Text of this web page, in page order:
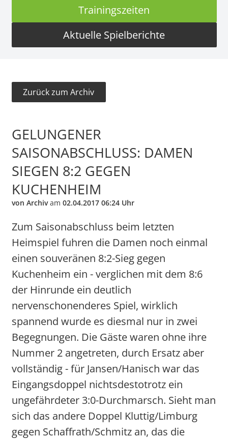
Trainingszeiten
Aktuelle Spielberichte
Zurück zum Archiv
GELUNGENER
SAISONABSCHLUSS: DAMEN
SIEGEN 8:2 GEGEN
KUCHENHEIM
von Archivam 02.04.2017 06:24 Uhr
Zum Saisonabschluss beim letzten
Heimspiel fuhren die Damen noch einmal
einen souveränen 8:2-Sieg gegen
Kuchenheim ein - verglichen mit dem 8:6
der Hinrunde ein deutlich
nervenschonenderes Spiel, wirklich
spannend wurde es diesmal nur in zwei
Begegnungen. Die Gäste waren ohne ihre
Nummer 2 angetreten, durch Ersatz aber
vollständig - für Jansen/Hanisch war das
Eingangsdoppel nichtsdestotrotz ein
ungefährdeter 3:0-Durchmarsch. Sieht man
sich das andere Doppel Kluttig/Limburg
gegen Schaffrath/Schmitz an, das die